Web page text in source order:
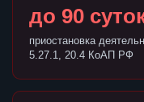
до 90
приостановка
5.27.1, 20.4 КоАП РФ